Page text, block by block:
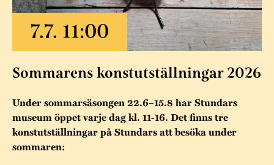
Tillgänglighet
Trygghet
Hållbar utveckling
Kontakta oss
Kalas på Stundars
Stundars teater
Byggnadsvård
Museipedagogik
Hantverk
Projekt
Stugornas Stundars
Stundarsvänner
Marknader
Årsberättelser
Årets Gunnar
Stundars
Sommarens konstutställningar 2026
Under sommarsäsongen 22.6–15.8 har Stundars
museum öppet varje dag kl. 11-16. Det finns tre
konstutställningar på Stundars att besöka under
sommaren: